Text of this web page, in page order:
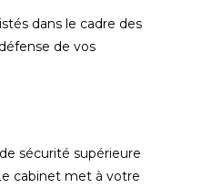
dans le cadre des
de vos
sécurité supérieure
cabinet met à votre